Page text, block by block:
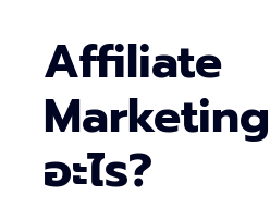
Affiliate
อะไร?